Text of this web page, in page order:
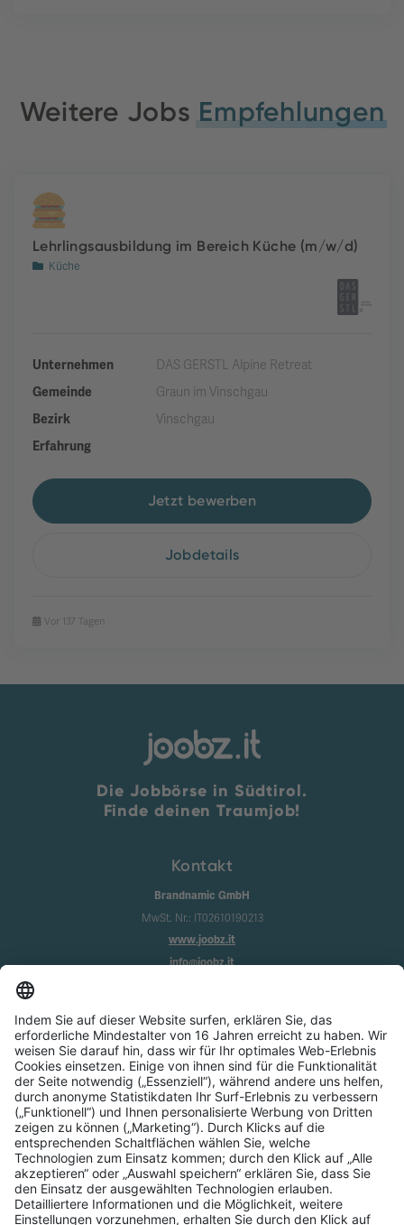
Weitere Jobs Empfehlungen
Lehrlingsausbildung im Bereich Küche (m/w/d)
Küche
Unternehmen
DAS GERSTL Alpine Retreat
Gemeinde
Graun im Vinschgau
Bezirk
Vinschgau
Erfahrung
Jetzt bewerben
Jobdetails
Vor 137 Tagen
Die Jobbörse in Südtirol.
Finde deinen Traumjob!
Kontakt
Brandnamic GmbH
MwSt. Nr.: IT02610190213
www.joobz.it
info@joobz.it
Impressum
Datenschutz
AGB
Cookie-Einstellungen
Service
Über uns
Login
Registrierung